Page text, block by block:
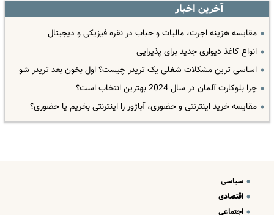
آخرین اخبار
مقایسه هزینه اجرت، مالیات و حباب در نقره فیزیکی و دیجیتال
انواع کاغذ دیواری جدید برای پذیرایی
اساسی ترین مشکلات شغلی یک تریدر چیست؟ اول بخون بعد تریدر شو
چرا بلوکارت آلمان در سال 2024 بهترین انتخاب است؟
مقایسه خرید اینترنتی و حضوری، آباژور را اینترنتی بخریم یا حضوری؟
سیاسی
اقتصادی
اجتماعی